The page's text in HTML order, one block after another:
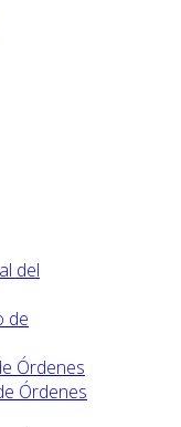
del
de
Órdenes
Órdenes